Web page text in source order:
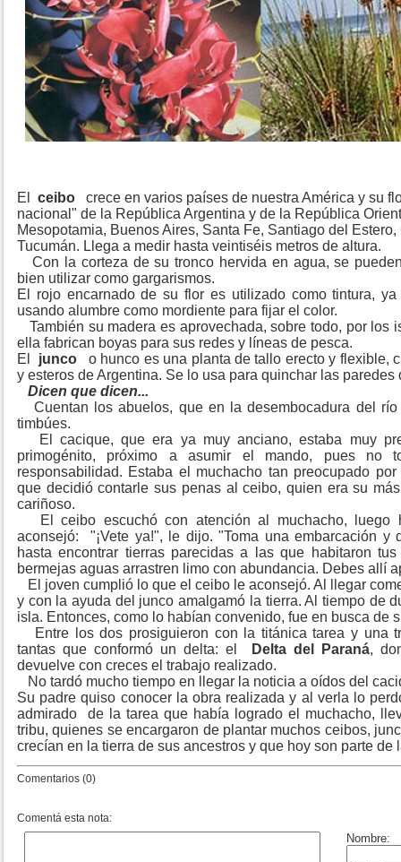
El ceibo
crece en varios países de nuestra América y su
nacional" de la República Argentina y de la República
Mesopotamia, Buenos Aires, Santa Fe, Santiago del
Tucumán. Llega a medir hasta veintiséis metros de altura.
Con la corteza de su tronco hervida en agua, se
bien utilizar como gargarismos.
El rojo encarnado de su flor es utilizado como tintura,
usando alumbre como mordiente para fijar el color.
También su madera es aprovechada, sobre todo, por
ella fabrican boyas para sus redes y líneas de pesca.
El
junco
o hunco es una planta de tallo erecto y flexible,
y esteros de Argentina. Se lo usa para quinchar las paredes
Dicen que dicen...
Cuentan los abuelos, que en la desembocadura del
timbúes.
El cacique, que era ya muy anciano, estaba muy
primogénito, próximo a asumir el mando, pues no
responsabilidad. Estaba el muchacho tan preocupado
que decidió contarle sus penas al ceibo, quien era su
cariñoso.
El ceibo escuchó con atención al muchacho, luego
aconsejó:
"¡Vete ya!", le dijo. "Toma una embarcación y
hasta encontrar tierras parecidas a las que habitaron
bermejas aguas arrastren limo con abundancia. Debes allí
El joven cumplió lo que el ceibo le aconsejó. Al llegar
y con la ayuda del junco amalgamó la tierra. Al tiempo de
isla. Entonces, como lo habían convenido, fue en busca de
Entre los dos prosiguieron con la titánica tarea y una
tantas que conformó un delta: el
Delta del Paraná,
devuelve con creces el trabajo realizado.
No tardó mucho tiempo en llegar la noticia a oídos del
Su padre quiso conocer la obra realizada y al verla lo
admirado
de la tarea que había logrado el muchacho,
tribu, quienes se encargaron de plantar muchos ceibos,
crecían en la tierra de sus ancestros y que hoy son parte
Comentarios (0)
Comentá esta nota: